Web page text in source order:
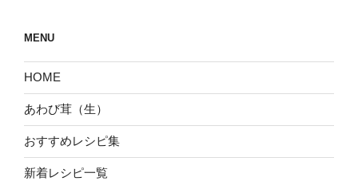
MENU
HOME
あわび茸（生）
おすすめレシピ集
新着レシピ一覧